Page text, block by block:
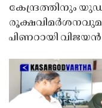
കേന്ദ്രത്തിനും
പിണറായി വിജയൻ